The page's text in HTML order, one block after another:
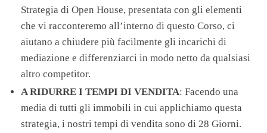
Strategia di Open House, presentata con gli elementi
che vi racconteremo all’interno di questo Corso, ci
aiutano a chiudere più facilmente gli incarichi di
mediazione e differenziarci in modo netto da qualsiasi
altro competitor.
A RIDURRE I TEMPI DI VENDITA: Facendo una
media di tutti gli immobili in cui applichiamo questa
strategia, i nostri tempi di vendita sono di 28 Giorni.